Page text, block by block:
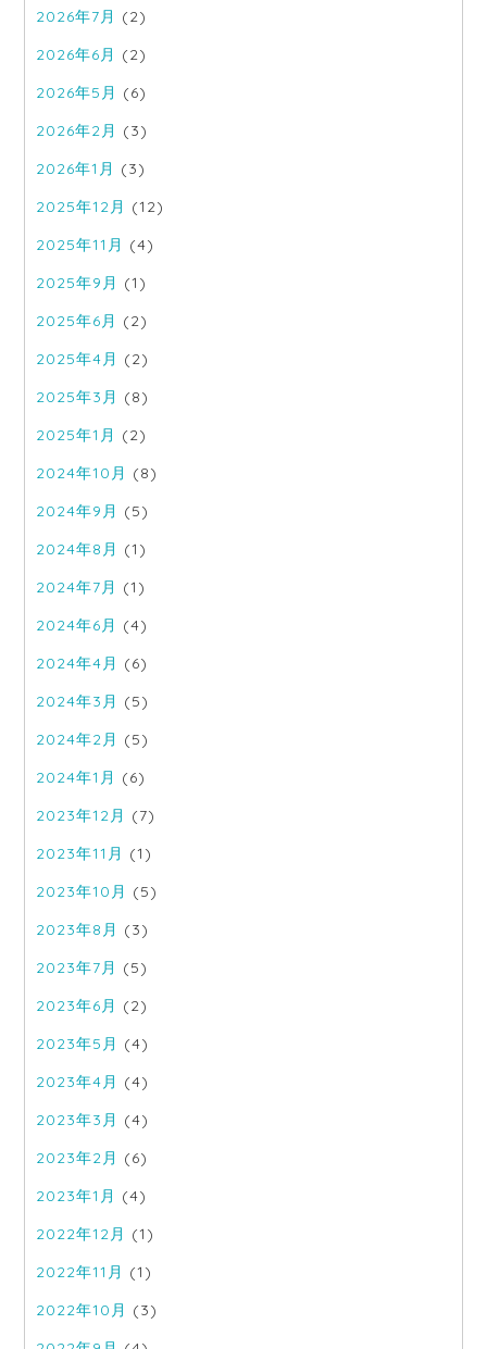
2026年7月 (2)
2026年6月 (2)
2026年5月 (6)
2026年2月 (3)
2026年1月 (3)
2025年12月 (12)
2025年11月 (4)
2025年9月 (1)
2025年6月 (2)
2025年4月 (2)
2025年3月 (8)
2025年1月 (2)
2024年10月 (8)
2024年9月 (5)
2024年8月 (1)
2024年7月 (1)
2024年6月 (4)
2024年4月 (6)
2024年3月 (5)
2024年2月 (5)
2024年1月 (6)
2023年12月 (7)
2023年11月 (1)
2023年10月 (5)
2023年8月 (3)
2023年7月 (5)
2023年6月 (2)
2023年5月 (4)
2023年4月 (4)
2023年3月 (4)
2023年2月 (6)
2023年1月 (4)
2022年12月 (1)
2022年11月 (1)
2022年10月 (3)